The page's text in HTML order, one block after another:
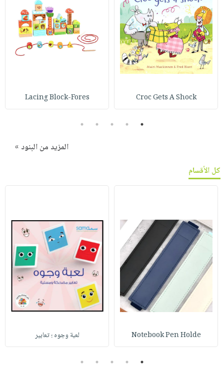
Croc Gets A Shock
Lacing Block-Fores
1
2
3
4
5
المزيد من البنود »
كل الأقسام
Notebook Pen Holde لعبة وجوه ؛ تعابير
1
2
3
4
5